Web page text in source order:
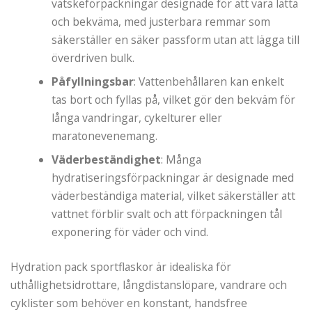
vätskeförpackningar designade för att vara lätta
och bekväma, med justerbara remmar som
säkerställer en säker passform utan att lägga till
överdriven bulk.
Påfyllningsbar: Vattenbehållaren kan enkelt
tas bort och fyllas på, vilket gör den bekväm för
långa vandringar, cykelturer eller
maratonevenemang.
Väderbeständighet: Många
hydratiseringsförpackningar är designade med
väderbeständiga material, vilket säkerställer att
vattnet förblir svalt och att förpackningen tål
exponering för väder och vind.
Hydration pack sportflaskor är idealiska för
uthållighetsidrottare, långdistanslöpare, vandrare och
cyklister som behöver en konstant, handsfree